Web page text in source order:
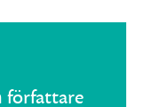
författare